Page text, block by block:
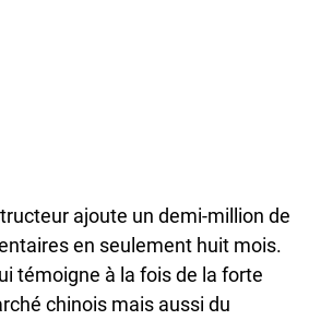
ajoute un demi-million de
en seulement huit mois.
témoigne à la fois de la forte
chinois mais aussi du